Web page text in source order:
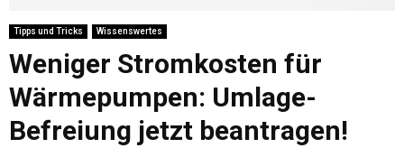
Tipps und Tricks Wissenswertes
Weniger Stromkosten für
Wärmepumpen: Umlage-
Befreiung jetzt beantragen!